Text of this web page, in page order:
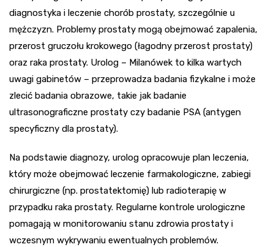
diagnostyka i leczenie chorób prostaty, szczególnie u
mężczyzn. Problemy prostaty mogą obejmować zapalenia,
przerost gruczołu krokowego (łagodny przerost prostaty)
oraz raka prostaty. Urolog – Milanówek to kilka wartych
uwagi gabinetów – przeprowadza badania fizykalne i może
zlecić badania obrazowe, takie jak badanie
ultrasonograficzne prostaty czy badanie PSA (antygen
specyficzny dla prostaty).
Na podstawie diagnozy, urolog opracowuje plan leczenia,
który może obejmować leczenie farmakologiczne, zabiegi
chirurgiczne (np. prostatektomię) lub radioterapię w
przypadku raka prostaty. Regularne kontrole urologiczne
pomagają w monitorowaniu stanu zdrowia prostaty i
wczesnym wykrywaniu ewentualnych problemów.